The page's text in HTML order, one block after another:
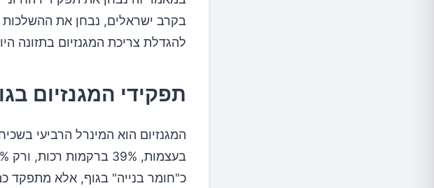
בקרב ישראלים, נבחן את ההשלכות
להגדלת צריכת המגנזיום בתזונה
תפקידי המגנזיום
כ"חומר בנייה" בגוף, אלא מתפקד